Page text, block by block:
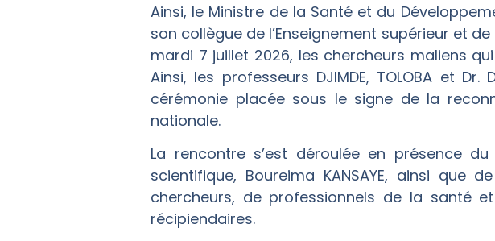
Ainsi, le Ministre de la Santé et du
son collègue de l’Enseignement supérieur et
mardi 7 juillet 2026, les chercheurs maliens
Ainsi, les professeurs DJIMDE, TOLOBA et
cérémonie placée sous le signe de la
nationale.
La rencontre s’est déroulée en présence
scientifique, Boureima KANSAYE, ainsi que
chercheurs, de professionnels de la santé
récipiendaires.